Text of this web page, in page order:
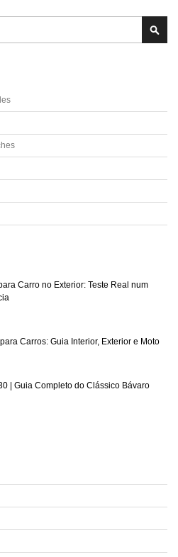
Carro no Exterior: Teste Real num
Carros: Guia Interior, Exterior e Moto
| Guia Completo do Clássico Bávaro